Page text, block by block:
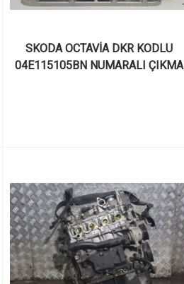
SKODA OCTAVİA DKR KODLU
04E115105BN NUMARALI ÇIKMA